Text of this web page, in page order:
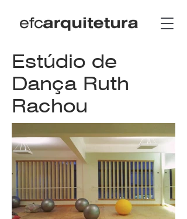
Estúdio de
Dança Ruth
Rachou